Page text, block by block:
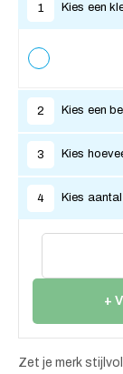
1 Kies een
2 Kies een
3 Kies
4 Kies aantal
+
Zet je merk